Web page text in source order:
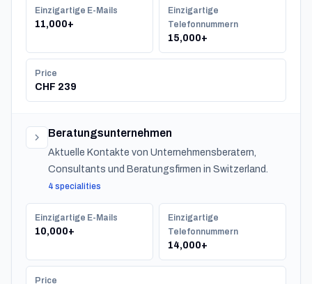
Einzigartige E-Mails
11,000+
Einzigartige
Telefonnummern
15,000+
Price
CHF 239
Beratungsunternehmen
Aktuelle Kontakte von Unternehmensberatern,
Consultants und Beratungsfirmen in Switzerland.
4 specialities
Einzigartige E-Mails
10,000+
Einzigartige
Telefonnummern
14,000+
Price